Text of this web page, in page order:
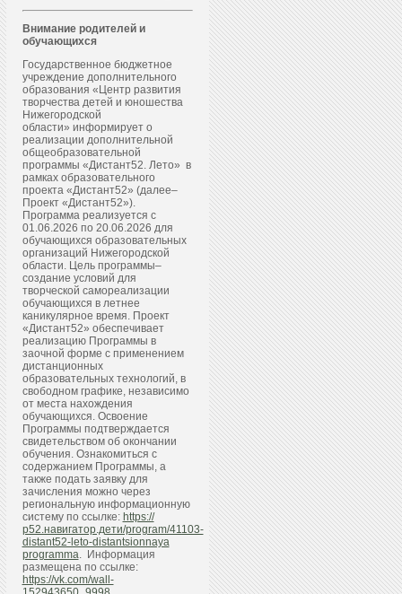
Внимание родителей и
обучающихся
Государственное бюджетное
учреждение дополнительного
образования «Центр развития
творчества детей и юношества
Нижегородской
области» информирует о
реализации дополнительной
общеобразовательной
программы «Дистант52. Лето» в
рамках образовательного
проекта «Дистант52» (далее–
Проект «Дистант52»).
Программа реализуется с
01.06.2026 по 20.06.2026 для
обучающихся образовательных
организаций Нижегородской
области. Цель программы–
создание условий для
творческой самореализации
обучающихся в летнее
каникулярное время. Проект
«Дистант52» обеспечивает
реализацию Программы в
заочной форме с применением
дистанционных
образовательных технологий, в
свободном графике, независимо
от места нахождения
обучающихся. Освоение
Программы подтверждается
свидетельством об окончании
обучения. Ознакомиться с
содержанием Программы, а
также подать заявку для
зачисления можно через
региональную информационную
систему по ссылке: https://
р52.навигатор.дети/program/41103-
distant52-leto-distantsionnaya
programma. Информация
размещена по ссылке:
https://vk.com/wall-